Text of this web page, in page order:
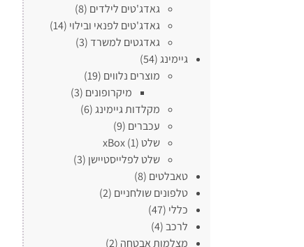
גאדג'טים לילדים (8)
גאדג'טים לפנאי ובילוי (14)
גאדגטים למשרד(3)
גיימינג(54)
מוצרים נלווים (19)
מיקרופונים (3)
מקלדות גיימינג(6)
עכברים (9)
שלט xBox(1)
שלט לפלייסטיישן (3)
טאבלטים (8)
טלפונים שולחניים (2)
כללי (47)
לרכב(4)
מצלמות אבטחה (2)